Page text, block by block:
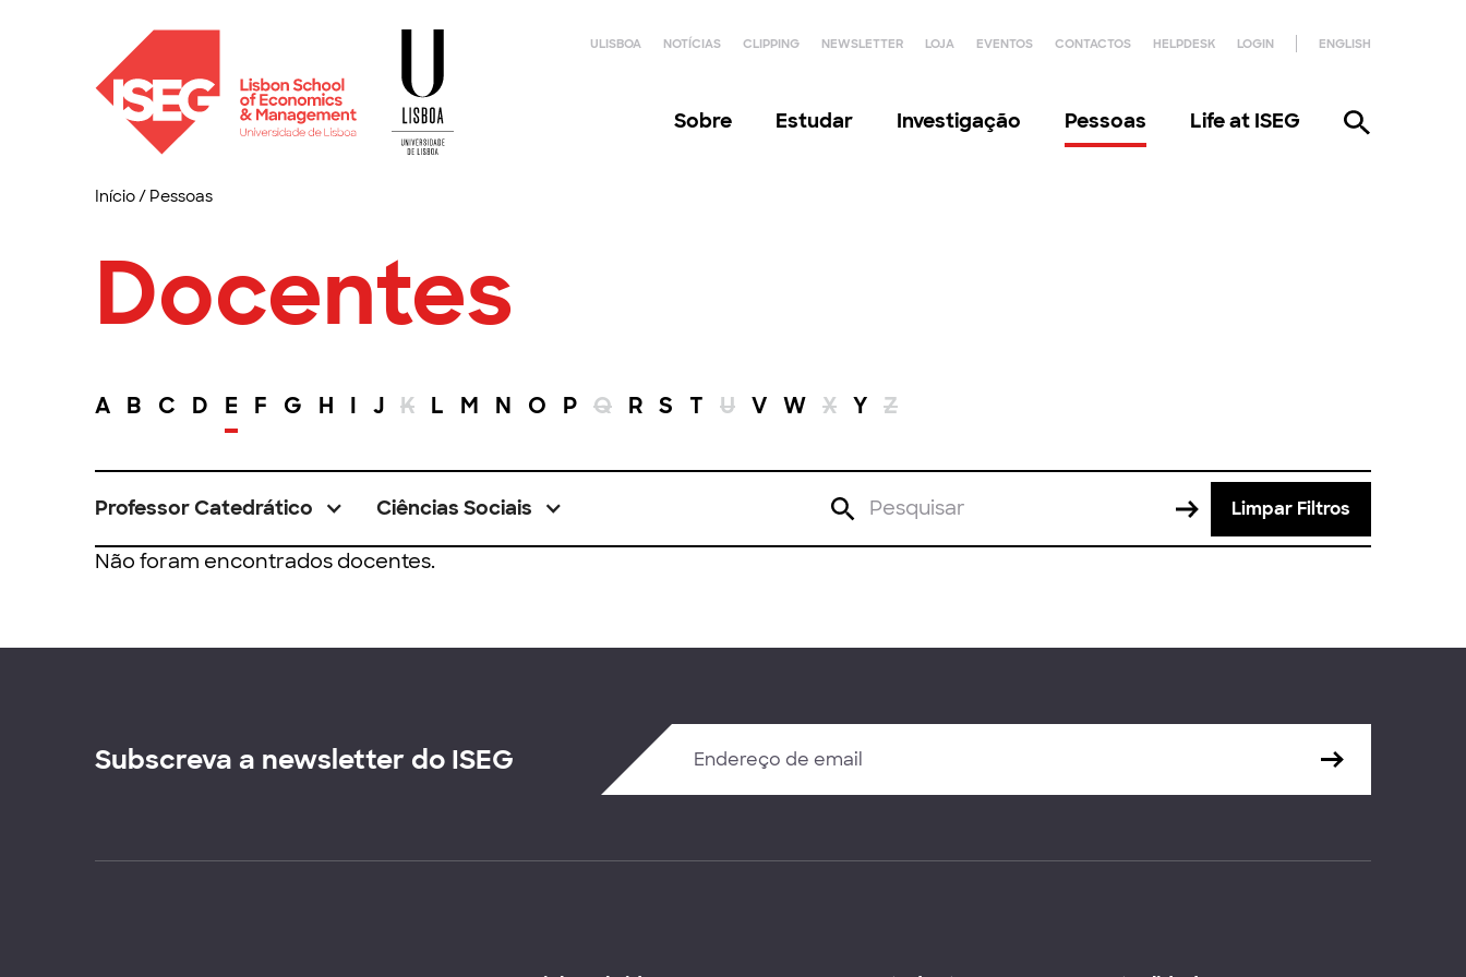
ULISBOA NOTÍCIAS CLIPPING NEWSLETTER LOJA EVENTOS CONTACTOS HELPDESK LOGIN ENGLISH
Sobre Estudar Investigação Pessoas Life at ISEG
Início/ Pessoas
Docentes
A B C D E F G H I J K L M N O P Q R S T U V W X Y Z
Professor Catedrático Ciências Sociais Limpar Filtros
Não foram encontrados docentes.
Subscreva a newsletter do ISEG